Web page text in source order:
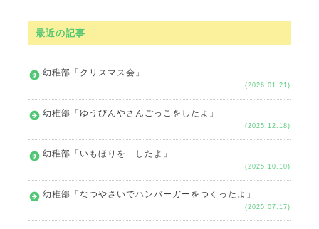
最近の記事
幼稚部「クリスマス会」
(2026.01.21)
幼稚部「ゆうびんやさんごっこをしたよ」
(2025.12.18)
幼稚部「いもほりを したよ」
(2025.10.10)
幼稚部「なつやさいでハンバーガーをつくったよ」
(2025.07.17)